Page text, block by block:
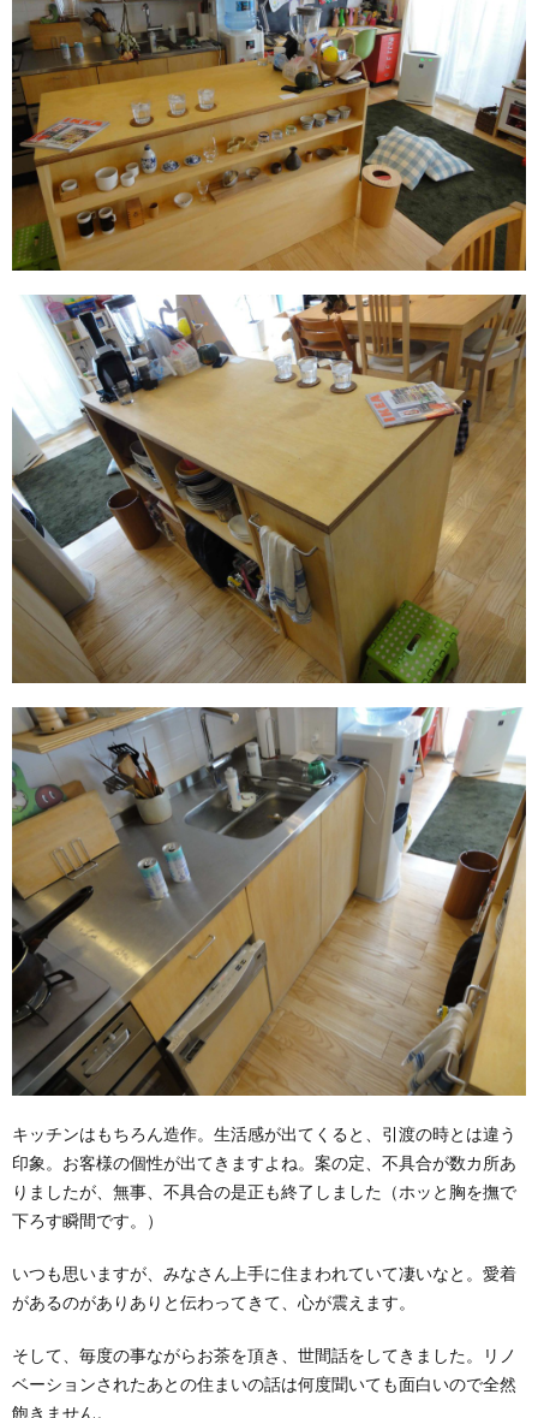
キッチンはもちろん造作。生活感が出てくると、引渡の時とは違う
印象。お客様の個性が出てきますよね。案の定、不具合が数カ所あ
りましたが、無事、不具合の是正も終了しました（ホッと胸を撫で
下ろす瞬間です。）
いつも思いますが、みなさん上手に住まわれていて凄いなと。愛着
があるのがありありと伝わってきて、心が震えます。
そして、毎度の事ながらお茶を頂き、世間話をしてきました。リノ
ベーションされたあとの住まいの話は何度聞いても面白いので全然
飽きません。